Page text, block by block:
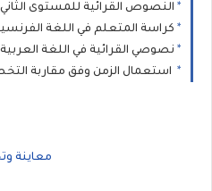
النصوص القرائية للمستوى الثاني ابتدائي
كراسة المتعلم في اللغة الفرنسية
نصوصي القرائية في اللغة العربية للمستوى
استعمال الزمن وفق مقاربة التخصص محينة
معاينة